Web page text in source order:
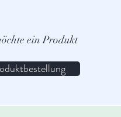
ein Produkt